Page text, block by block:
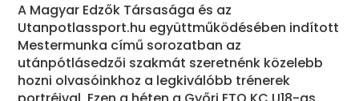
A Magyar Edzők Társasága és az
Utanpotlassport.hu együttműködésében indított
Mestermunka című sorozatban az
utánpótlásedzői szakmát szeretnénk közelebb
hozni olvasóinkhoz a legkiválóbb trénerek